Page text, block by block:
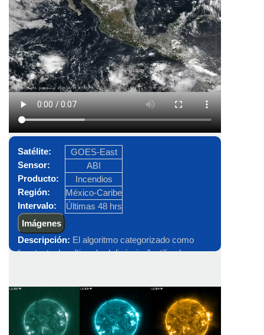
Satélite:
GOES-East
Sensor:
ABI
Producto:
Incendios
Región:
México-Caribe
Intervalo:
Últimas 48 hrs
Imágenes
Descripción: El algoritmo categorizado como
“contextual multi-umbral dinámico”, utiliza las
en nivel de procesamiento L2, para la obtención de
umbrales correspondientes a los incendios. En la
animación se sobrepone con el producto de Color
verdadero en día + Banda 13 (10.3 µm) en la